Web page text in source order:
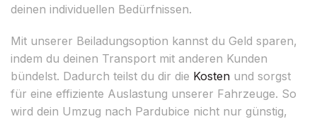
deinen individuellen Bedürfnissen.
Mit unserer Beiladungsoption kannst du Geld sparen,
indem du deinen Transport mit anderen Kunden
bündelst. Dadurch teilst du dir die Kosten und sorgst
für eine effiziente Auslastung unserer Fahrzeuge. So
wird dein Umzug nach Pardubice nicht nur günstig,